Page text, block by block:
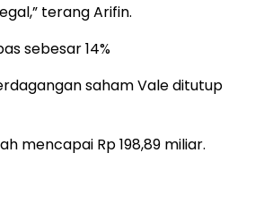
terang Arifin.
sebesar 14%
saham Vale ditutup
mencapai Rp 198,89 miliar.